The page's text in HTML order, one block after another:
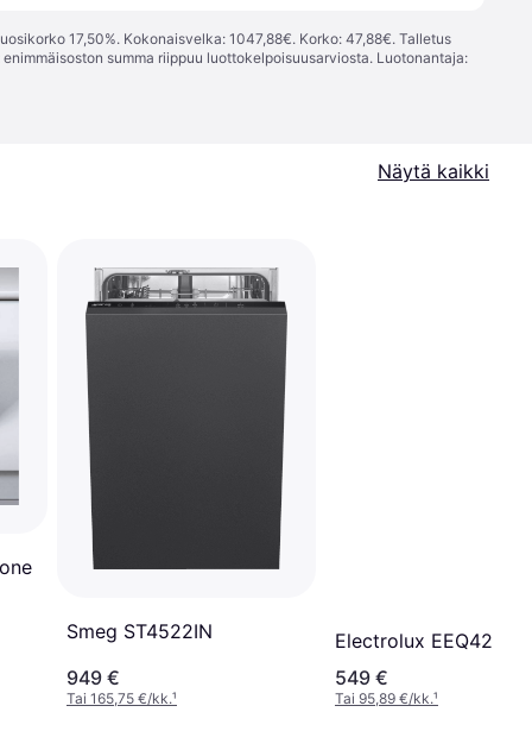
17,50%. Kokonaisvelka: 1047,88€. Korko: 47,88€. Talletus
summa riippuu luottokelpoisuusarviosta. Luotonantaja:
Näytä kaikki
Smeg ST4522IN
949 €
Tai 165,75 €/kk.¹
Electrolux
549 €
Tai 95,89 €/kk.¹